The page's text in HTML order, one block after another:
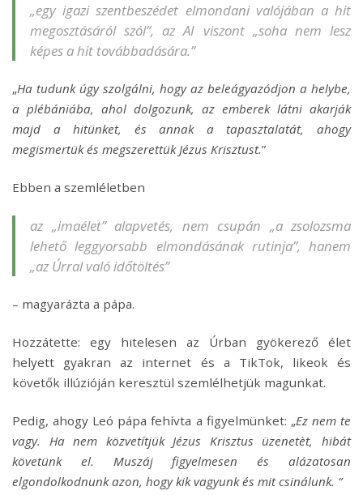
„egy igazi szentbeszédet elmondani valójában a hit
megosztásáról szól”, az AI viszont „soha nem lesz
képes a hit továbbadására.”
„Ha tudunk úgy szolgálni, hogy az beleágyazódjon a helybe,
a plébániába, ahol dolgozunk, az emberek látni akarják
majd a hitünket, és annak a tapasztalatát, ahogy
megismertük és megszerettük Jézus Krisztust.”
Ebben a szemléletben
az „imaélet” alapvetés, nem csupán „a zsolozsma
lehető leggyorsabb elmondásának rutinja”, hanem
„az Úrral való időtöltés”
– magyarázta a pápa.
Hozzátette: egy hitelesen az Úrban gyökerező élet
helyett gyakran az internet és a TikTok, likeok és
követők illúzióján keresztül szemlélhetjük magunkat.
Pedig, ahogy Leó pápa fehívta a figyelmünket: „Ez nem te
vagy. Ha nem közvetítjük Jézus Krisztus üzenetèt, hibát
követünk el. Muszáj figyelmesen és alázatosan
elgondolkodnunk azon, hogy kik vagyunk és mit csinálunk. ”